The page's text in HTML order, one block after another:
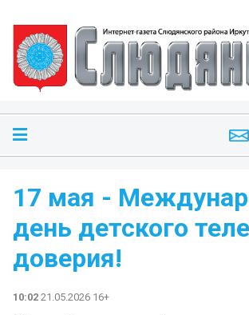
17 мая -
день детского
доверия!
10:02 21.05.2026 16+